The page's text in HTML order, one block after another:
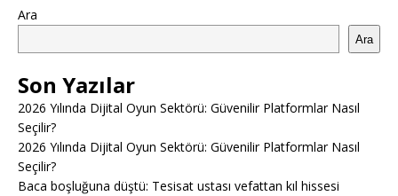
Ara
Ara
Son Yazılar
2026 Yılında Dijital Oyun Sektörü: Güvenilir Platformlar Nasıl
Seçilir?
2026 Yılında Dijital Oyun Sektörü: Güvenilir Platformlar Nasıl
Seçilir?
Baca boşluğuna düştü: Tesisat ustası vefattan kıl hissesi